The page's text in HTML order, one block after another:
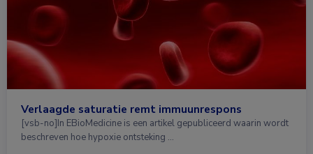
Verlaagde saturatie remt immuunrespons
[vsb-no]In EBioMedicine is een artikel gepubliceerd waarin wordt
beschreven hoe hypoxie ontsteking …